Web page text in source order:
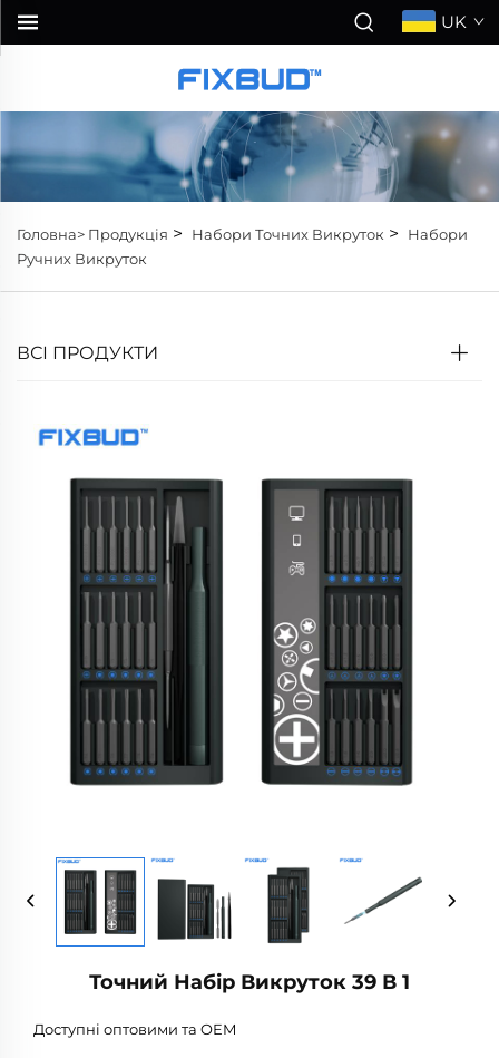
UK
Головна> Продукція > Набори Точних Викруток >
Набори
Ручних Викруток
ВСІ ПРОДУКТИ
Точний Набір Викруток 39 В 1
Доступні оптовими та OEM